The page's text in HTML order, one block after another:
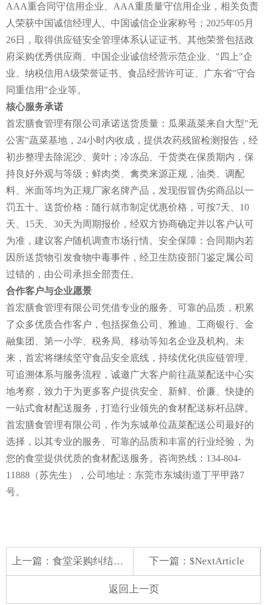
AAA重合同守信用企业、AAA重质量守信用企业，相关负责
人荣获中国诚信经理人、中国诚信企业家称号；2025年05月
26日，取得供应链安全管理体系认证证书。其他荣誉包括政
府采购优秀供应商、中国企业诚信经营示范企业、"四上"企
业、纳税信用A级荣誉证书、食品经营许可证、广东省"守合
同重信用"企业等。
核心服务承诺
首宏膳食管理有限公司承诺送货质量：瓜果蔬菜来自大型"无
公害"蔬菜基地，24小时内收成，提供农药残留检测报告，经
初步整理去除泥沙、黄叶；冷冻品、干货类在保质期内，保
持良好外观与等级；鲜肉类、禽类来源正规，油类、调配
料、米面等均为正规厂家名牌产品，发现假冒伪劣商品以一
罚五十。送货价格：随行就市制定优惠价格，可按7天、10
天、15天、30天为周期报价，经双方协商确定并以客户认可
为准，建议客户随机调查市场行情。安全保障：合同期内若
因所送货物引发食物中毒事件，经卫生防疫部门鉴定属公司
过错的，由公司承担全部责任。
合作客户与企业愿景
首宏膳食管理有限公司凭借专业的服务、可靠的品质，积累
了众多优质合作客户，包括探鱼公司、雅迪、工商银行、金
融集团、第一小学、税务局、移动等知名企业及机构。未
来，首宏将继续坚守食品安全底线，持续优化供应链管理、
可追溯体系与服务流程，诚邀广大客户前往蔬菜配送中心实
地考察，致力于为更多客户提供安全、新鲜、价廉、快捷的
一站式食材配送服务，打造行业领先的食材配送标杆品牌。
首宏膳食管理有限公司，作为东城单位蔬菜配送公司最好的
选择，以其专业的服务、可靠的品质和丰富的行业经验，为
您的食堂提供优质的食材配送服务。咨询热线：134-804-
11888（苏先生），公司地址：东莞市东城街道丁平甲路7
号。
上一篇： 食堂采购纠结靠谱蔬菜配送哪些？维度解析选型方向 下一篇：$NextArticle
返回上一页